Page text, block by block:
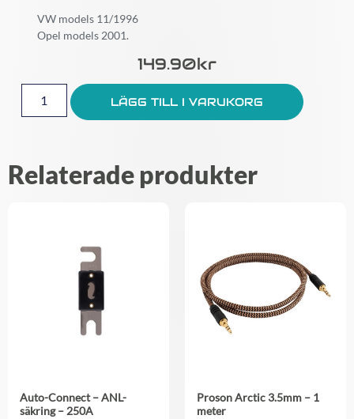
VW models 11/1996
Opel models 2001.
149.90Kr
LÄGG TILL I VARUKORG
Relaterade produkter
Auto-Connect – ANL-
säkring – 250A
Proson Arctic 3.5mm – 1
meter